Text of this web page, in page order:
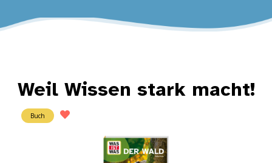
Weil Wissen stark macht!
Buch